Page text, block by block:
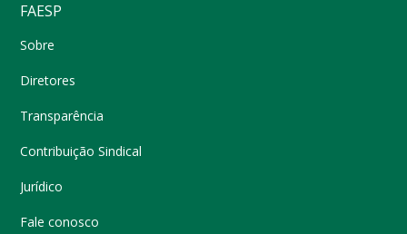
FAESP
Sobre
Diretores
Transparência
Contribuição Sindical
Jurídico
Fale conosco